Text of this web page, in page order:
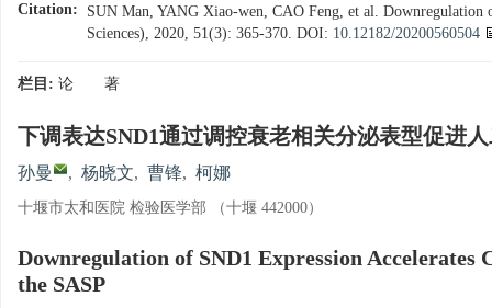
Citation:
SUN Man, YANG Xiao-wen, CAO Feng, et al. Downregulation
Sciences), 2020, 51(3): 365-370. DOI: 10.12182/20200560504
栏目: 论 著
下调表达SND1通过调控衰老相关分泌表型促进
孙曼 , 杨晓文, 曹锋, 柯娜
十堰市太和医院 检验医学部 （十堰 442000）
Downregulation of SND1 Expression
the SASP